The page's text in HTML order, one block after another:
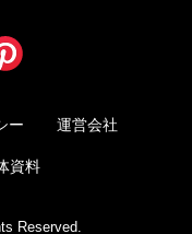
ー 運営会社
資料
Reserved.